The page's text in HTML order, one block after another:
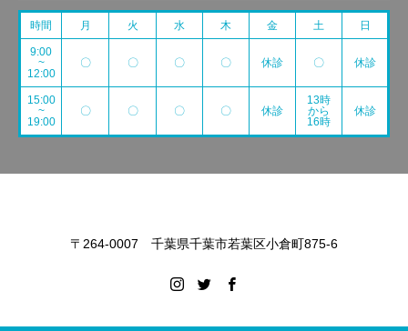
時間 月 火 水 木 金 土 日
9:00
~
12:00
〇 〇 〇 〇 休診 〇 休診
15:00
~
19:00
〇 〇 〇 〇 休診
13時
から
16時
休診
〒264-0007 千葉県千葉市若葉区小倉町875-6